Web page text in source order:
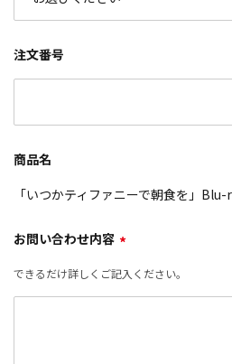
注文番号
商品名
「いつかティファニーで朝食を」
お問い合わせ内容 *
できるだけ詳しくご記入ください。